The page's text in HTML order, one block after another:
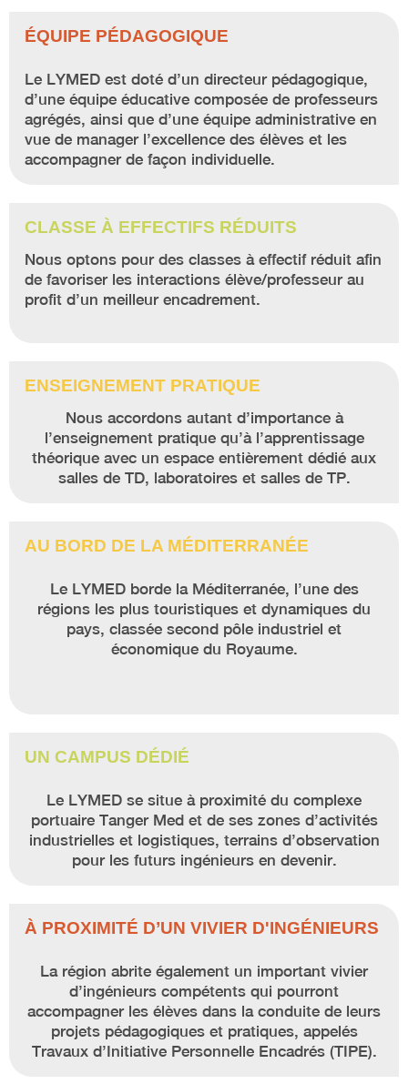
ÉQUIPE PÉDAGOGIQUE
Le LYMED est doté d’un directeur pédagogique,
d’une équipe éducative composée de professeurs
agrégés, ainsi que d’une équipe administrative en
vue de manager l’excellence des élèves et les
accompagner de façon individuelle.
CLASSE À EFFECTIFS RÉDUITS
Nous optons pour des classes à effectif réduit afin
de favoriser les interactions élève/professeur au
profit d’un meilleur encadrement.
ENSEIGNEMENT PRATIQUE
Nous accordons autant d’importance à
l’enseignement pratique qu’à l’apprentissage
théorique avec un espace entièrement dédié aux
salles de TD, laboratoires et salles de TP.
AU BORD DE LA MÉDITERRANÉE
Le LYMED borde la Méditerranée, l’une des
régions les plus touristiques et dynamiques du
pays, classée second pôle industriel et
économique du Royaume.
UN CAMPUS DÉDIÉ
Le LYMED se situe à proximité du complexe
portuaire Tanger Med et de ses zones d’activités
industrielles et logistiques, terrains d’observation
pour les futurs ingénieurs en devenir.
À PROXIMITÉ D’UN VIVIER D'INGÉNIEURS
La région abrite également un important vivier
d’ingénieurs compétents qui pourront
accompagner les élèves dans la conduite de leurs
projets pédagogiques et pratiques, appelés
Travaux d’Initiative Personnelle Encadrés (TIPE).